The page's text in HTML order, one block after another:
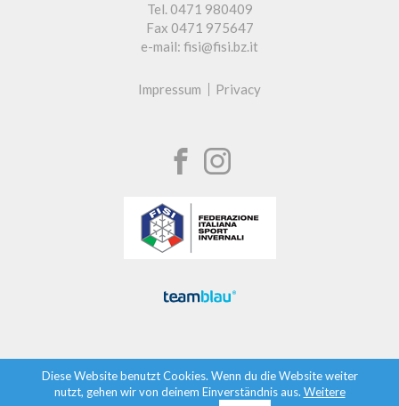
Tel. 0471 980409
Fax 0471 975647
e-mail: fisi@fisi.bz.it
Impressum Privacy
Diese Website benutzt Cookies. Wenn du die Website weiter
nutzt, gehen wir von deinem Einverständnis aus. Weitere